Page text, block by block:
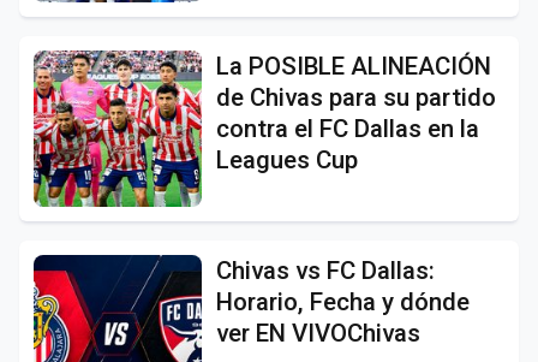
La POSIBLE ALINEACIÓN
de Chivas para su partido
contra el FC Dallas en la
Leagues Cup
Chivas vs FC Dallas:
Horario, Fecha y dónde
ver EN VIVOChivas